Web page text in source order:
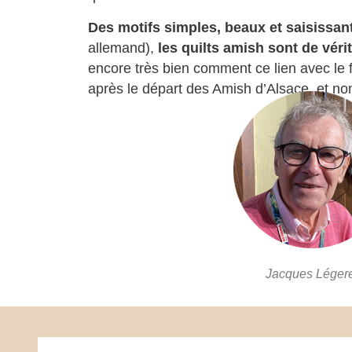
Des motifs simples, beaux et
allemand), les quilts amish sont de
encore très bien comment ce lien avec
après le départ des Amish d’Alsace, et
Jacques